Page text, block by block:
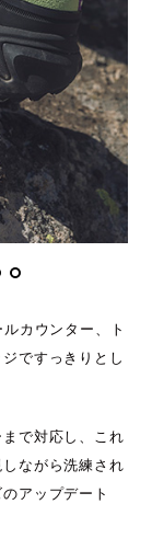
カウンター、ト
ですっきりとし
で対応し、これ
ながら洗練され
アップデート